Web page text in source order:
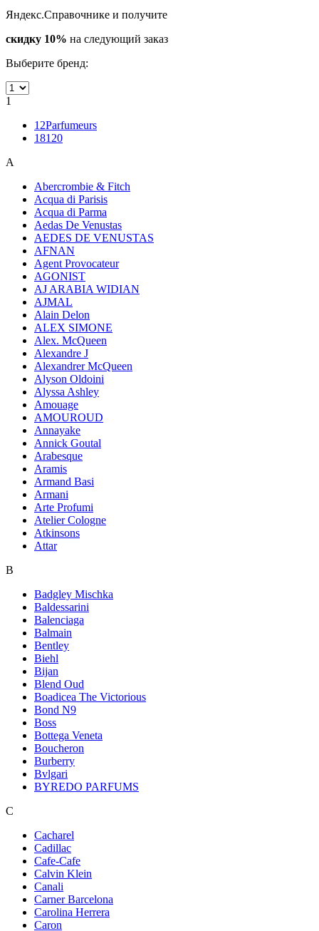
Яндекс.Справочнике и получите
скидку 10% на следующий заказ
Выберите бренд:
1
12Parfumeurs
18120
A
Abercrombie & Fitch
Acqua di Parisis
Acqua di Parma
Aedas De Venustas
AEDES DE VENUSTAS
AFNAN
Agent Provocateur
AGONIST
AJ ARABIA WIDIAN
AJMAL
Alain Delon
ALEX SIMONE
Alex. McQueen
Alexandre J
Alexandrer McQueen
Alyson Oldoini
Alyssa Ashley
Amouage
AMOUROUD
Annayake
Annick Goutal
Arabesque
Aramis
Armand Basi
Armani
Arte Profumi
Atelier Cologne
Atkinsons
Attar
B
Badgley Mischka
Baldessarini
Balenciaga
Balmain
Bentley
Biehl
Bijan
Blend Oud
Boadicea The Victorious
Bond N9
Boss
Bottega Veneta
Boucheron
Burberry
Bvlgari
BYREDO PARFUMS
C
Cacharel
Cadillac
Cafe-Cafe
Calvin Klein
Canali
Carner Barcelona
Carolina Herrera
Caron